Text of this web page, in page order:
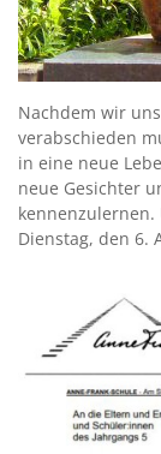
Nachdem wir
verabschieden
in eine neue
neue Gesichter
Dienstag, den 6.